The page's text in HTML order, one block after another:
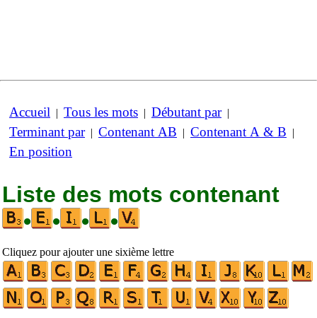
Accueil | Tous les mots | Débutant par|
Terminant par| Contenant AB | Contenant A & B |
En position
Liste des mots contenant
•
• • •
Cliquez pour ajouter une sixième lettre